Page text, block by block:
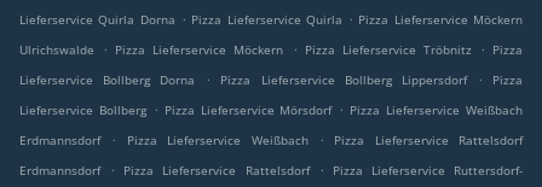
Lieferservice Quirla Dorna . Pizza Lieferservice Quirla . Pizza Lieferservice Möckern
Ulrichswalde
. Pizza Lieferservice Möckern . Pizza Lieferservice Tröbnitz . Pizza
Lieferservice Bollberg Dorna
. Pizza Lieferservice Bollberg Lippersdorf .
Pizza
Lieferservice Bollberg . Pizza Lieferservice Mörsdorf . Pizza Lieferservice Weißbach
Erdmannsdorf
. Pizza Lieferservice Weißbach .
Pizza Lieferservice Rattelsdorf
Erdmannsdorf
. Pizza Lieferservice Rattelsdorf .
Pizza Lieferservice Ruttersdorf-